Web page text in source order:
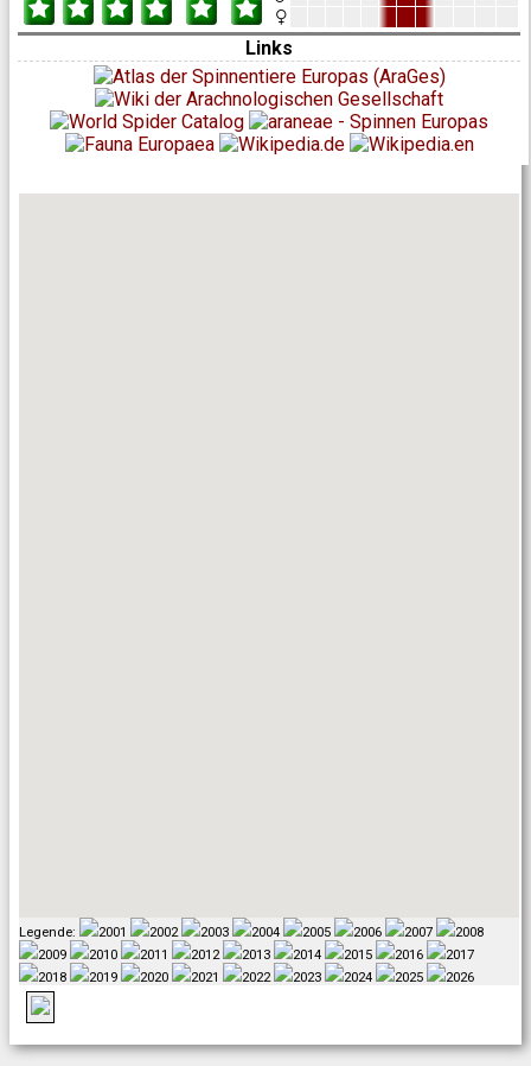
Links
Legende: 2001 2002 2003 2004 2005 2006 2007
2008
2009
2010 2011 2012 2013 2014 2015 2016
2017
2018
2019 2020 2021 2022 2023 2024 2025 2026